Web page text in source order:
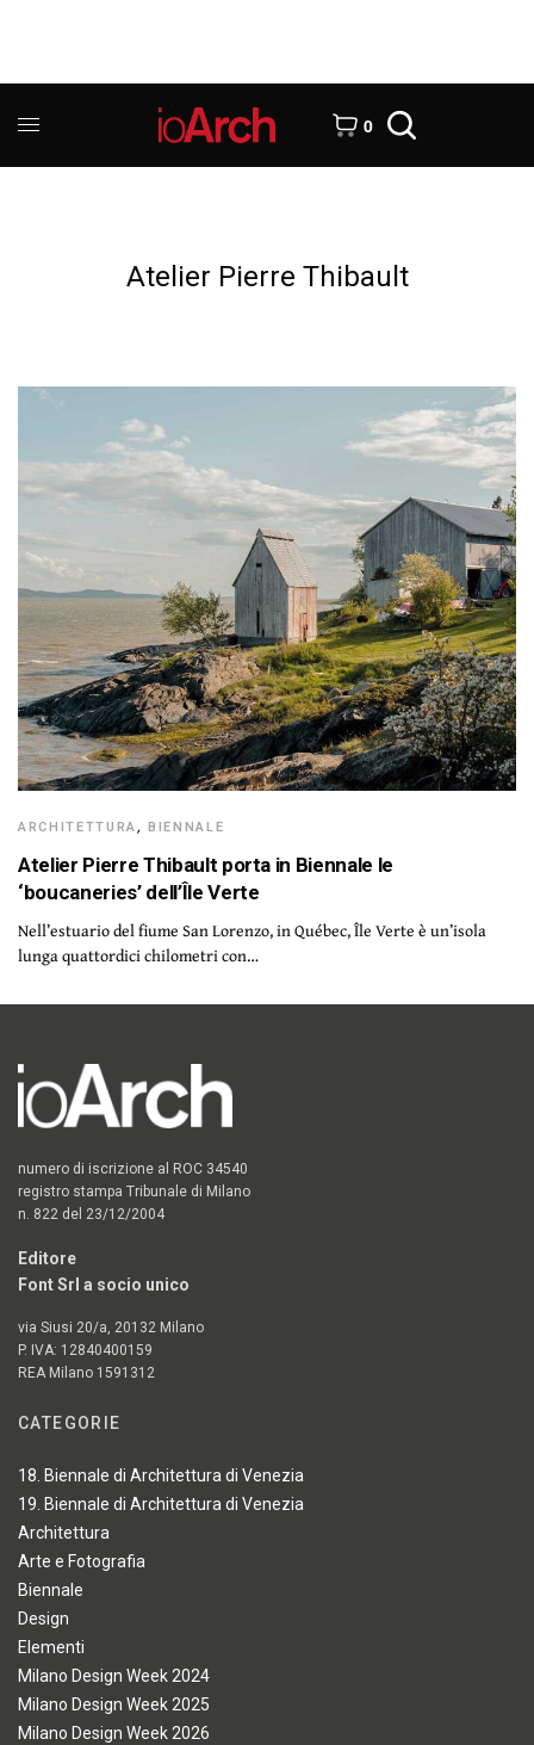
0
Atelier Pierre Thibault
ARCHITETTURA,BIENNALE
Atelier Pierre Thibault porta in Biennale le
‘boucaneries’ dell’Île Verte
Nell’estuario del fiume San Lorenzo, in Québec, Île Verte è un’isola
lunga quattordici chilometri con…
numero di iscrizione al ROC 34540
registro stampa Tribunale di Milano
n. 822 del 23/12/2004
Editore
Font Srl a socio unico
via Siusi 20/a, 20132 Milano
P. IVA: 12840400159
REA Milano 1591312
CATEGORIE
18. Biennale di Architettura di Venezia
19. Biennale di Architettura di Venezia
Architettura
Arte e Fotografia
Biennale
Design
Elementi
Milano Design Week 2024
Milano Design Week 2025
Milano Design Week 2026